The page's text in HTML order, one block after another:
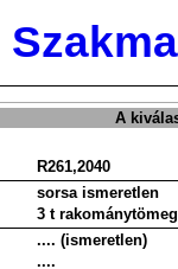
A
R261,2040
sorsa ismeretlen
3 t rakománytömeg
.... (ismeretlen)
....